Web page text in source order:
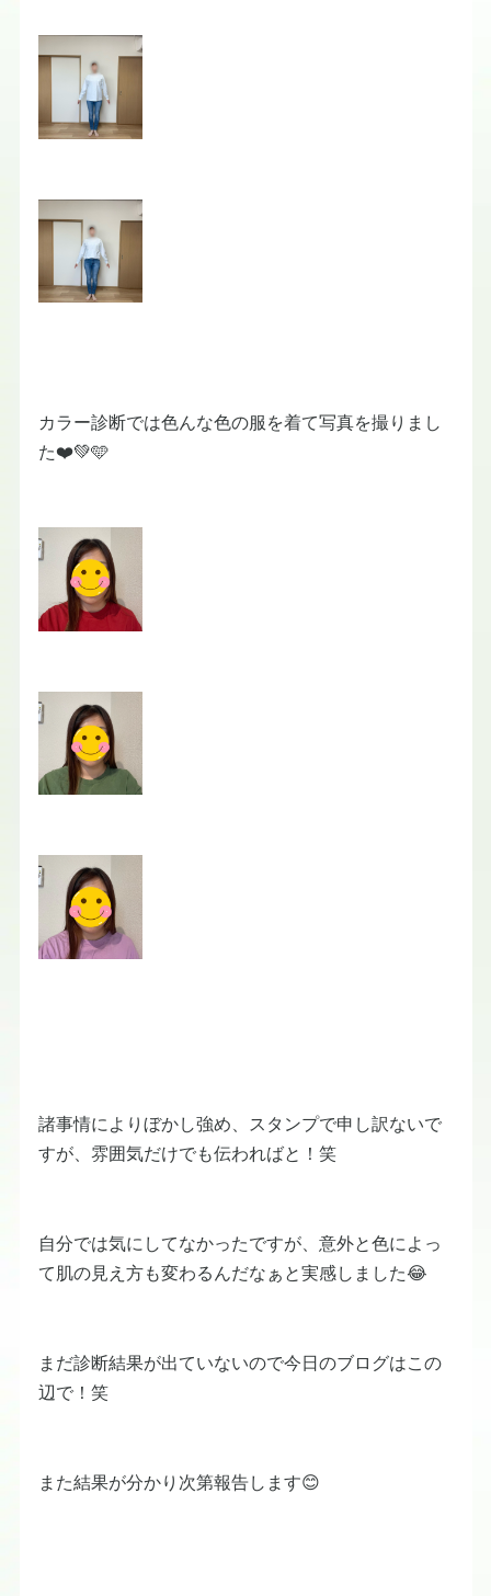
カラー診断では色んな色の服を着て写真を撮りまし
た❤️💚🩵
諸事情によりぼかし強め、スタンプで申し訳ないで
すが、雰囲気だけでも伝わればと！笑
自分では気にしてなかったですが、意外と色によっ
て肌の見え方も変わるんだなぁと実感しました😂
まだ診断結果が出ていないので今日のブログはこの
辺で！笑
また結果が分かり次第報告します😊